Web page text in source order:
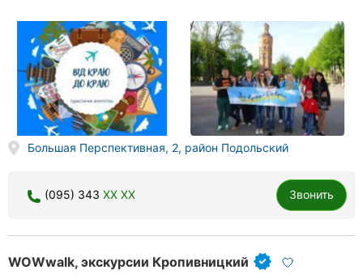
Большая Перспективная, 2, район Подольский
(095) 343 XX XX Звонить
WOWwalk, экскурсии Кропивницкий